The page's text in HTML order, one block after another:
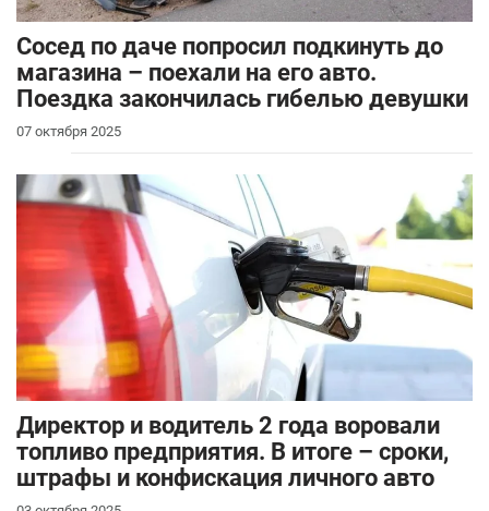
Сосед по даче попросил подкинуть до
магазина – поехали на его авто.
Поездка закончилась гибелью девушки
07 октября 2025
Директор и водитель 2 года воровали
топливо предприятия. В итоге – сроки,
штрафы и конфискация личного авто